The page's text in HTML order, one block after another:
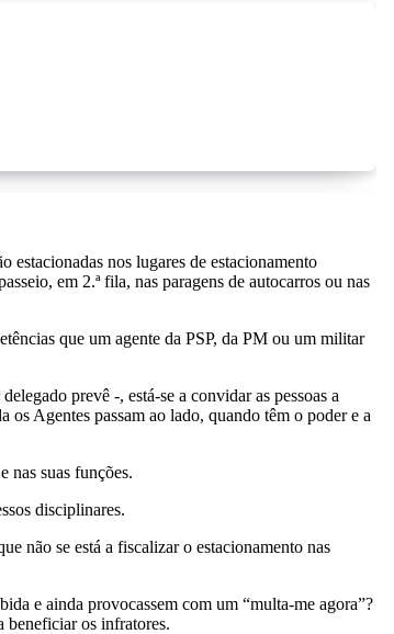
estacionadas nos lugares de estacionamento
em 2.ª fila, nas paragens de autocarros ou nas
que um agente da PSP, da PM ou um militar
prevê -, está-se a convidar as pessoas a
os Agentes passam ao lado, quando têm o poder e a
nas suas funções.
disciplinares.
não se está a fiscalizar o estacionamento nas
e ainda provocassem com um “multa-me agora”?
beneficiar os infratores.